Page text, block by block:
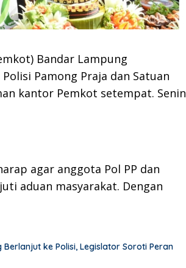
Bandar Lampung
Pamong Praja dan Satuan
kantor Pemkot setempat. Senin
agar anggota Pol PP dan
aduan masyarakat. Dengan
ke Polisi, Legislator Soroti Peran